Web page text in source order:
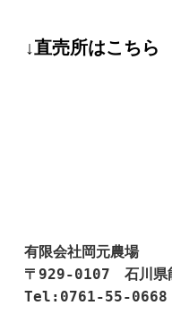
↓直売所はこちら
有限会社岡元農場
〒929-0107　石川県
Tel:0761-55-0668